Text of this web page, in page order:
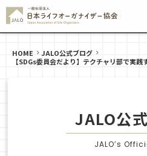
HOME
JALO公式ブログ
【SDGs委員会だより】テクチャリ部で実
JALO公
JALO’s